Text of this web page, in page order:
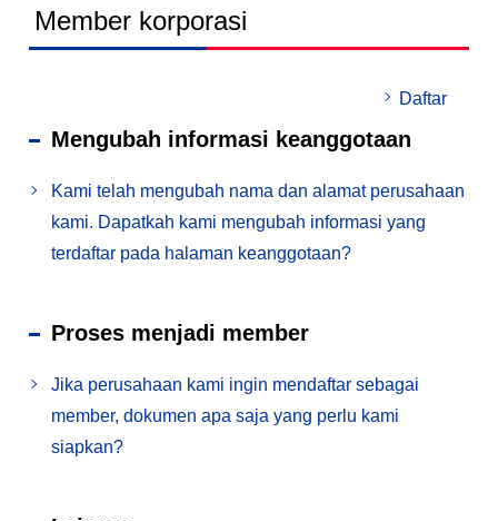
Member korporasi
Daftar
Mengubah informasi keanggotaan
Kami telah mengubah nama dan alamat perusahaan
kami. Dapatkah kami mengubah informasi yang
terdaftar pada halaman keanggotaan?
Proses menjadi member
Jika perusahaan kami ingin mendaftar sebagai
member, dokumen apa saja yang perlu kami
siapkan?